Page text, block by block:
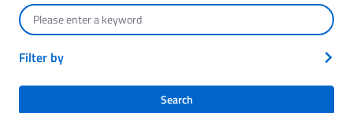
Search by text
Filter by
Search